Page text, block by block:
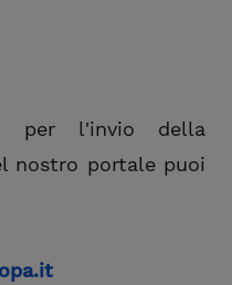
per l'invio della
nostro portale puoi